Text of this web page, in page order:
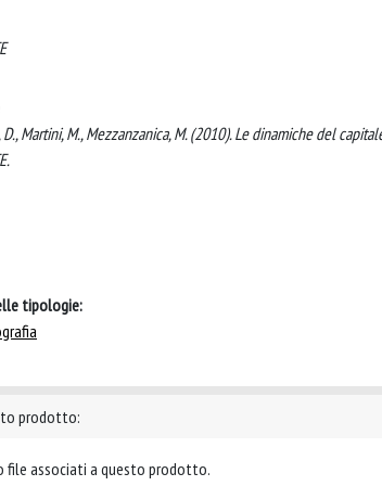
D., Martini, M., Mezzanzanica, M. (2010). Le dinamiche del
tipologie:
prodotto:
file associati a questo prodotto.